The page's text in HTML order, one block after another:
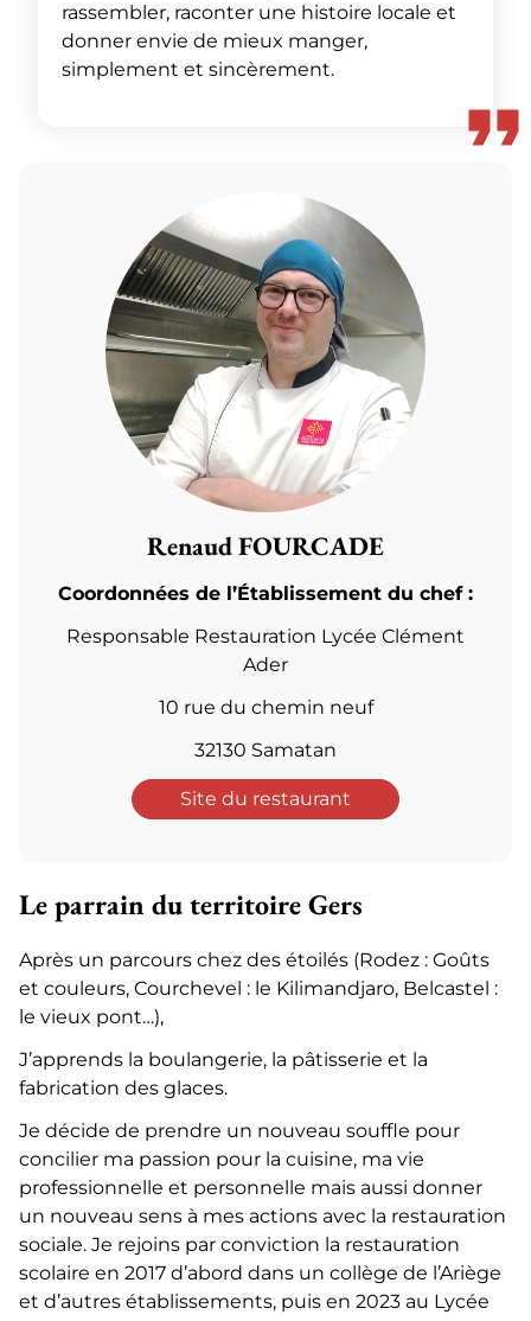
rassembler, raconter une histoire locale et
donner envie de mieux manger,
simplement et sincèrement.
Renaud FOURCADE
Coordonnées de l’Établissement du chef :
Responsable Restauration Lycée Clément
Ader
10 rue du chemin neuf
32130 Samatan
Site du restaurant
Le parrain du territoire Gers
Après un parcours chez des étoilés (Rodez : Goûts
et couleurs, Courchevel : le Kilimandjaro, Belcastel :
le vieux pont…),
J’apprends la boulangerie, la pâtisserie et la
fabrication des glaces.
Je décide de prendre un nouveau souffle pour
concilier ma passion pour la cuisine, ma vie
professionnelle et personnelle mais aussi donner
un nouveau sens à mes actions avec la restauration
sociale. Je rejoins par conviction la restauration
scolaire en 2017 d’abord dans un collège de l’Ariège
et d’autres établissements, puis en 2023 au Lycée